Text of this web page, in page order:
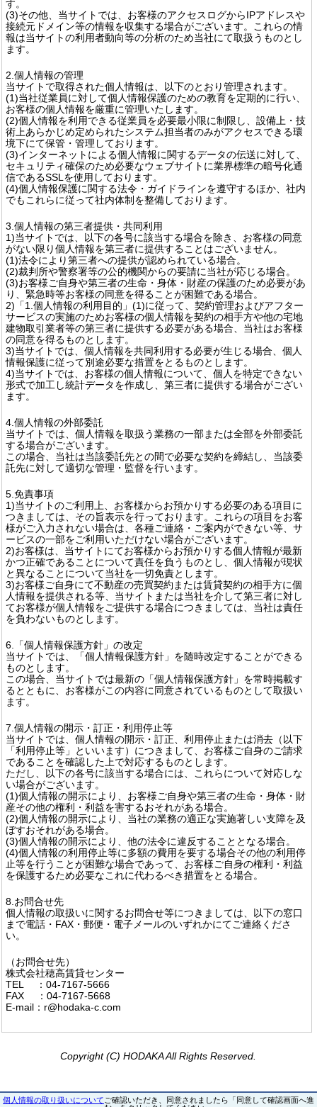
す。
(3)その他、当サイトでは、お客様のアクセスログからIPアドレスや
接続元ドメイン等の情報を収集する場合がございます。これらの情
報は当サイトの利用者動向等の分析のため当社にて取扱うものとし
ます。
2.個人情報の管理
当サイトで取得された個人情報は、以下のとおり管理されます。
(1)当社従業員に対して個人情報保護のための教育を定期的に行い、
お客様の個人情報を厳重に管理いたします。
(2)個人情報を利用できる従業員を必要最小限に制限し、設備上・技
術上あらかじめ定められたシステム担当者のみがアクセスできる環
境下にて保管・管理しております。
(3)インターネットによる個人情報に関するデータの伝送に対して、
セキュリティ確保のため必要なウェブサイトに業界標準の暗号化通
信であるSSLを使用しております。
(4)個人情報保護に関する法令・ガイドラインを遵守するほか、社内
でもこれらに従って社内体制を整備しております。
3.個人情報の第三者提供・共同利用
1)当サイトでは、以下の各号に該当する場合を除き、お客様の同意
がない限り個人情報を第三者に提供することはございません。
(1)法令により第三者への提供が認められている場合。
(2)裁判所や警察署等の公的機関からの要請に当社が応じる場合。
(3)お客様ご自身や第三者の生命・身体・財産の保護のため必要があ
り、緊急時等お客様の同意を得ることが困難である場合。
2)「1.個人情報の利用目的」(1)に従って、契約管理およびアフター
サービスの実施のためお客様の個人情報を契約の相手方や他の宅地
建物取引業者等の第三者に提供する必要がある場合、当社はお客様
の同意を得るものとします。
3)当サイトでは、個人情報を共同利用する必要が生じる場合、個人
情報保護に従って別途必要な措置をとるものとします。
4)当サイトでは、お客様の個人情報について、個人を特定できない
形式で加工し統計データを作成し、第三者に提供する場合がござい
ます。
4.個人情報の外部委託
当サイトでは、個人情報を取扱う業務の一部または全部を外部委託
する場合がございます。
この場合、当社は当該委託先との間で必要な契約を締結し、当該委
託先に対して適切な管理・監督を行います。
5.免責事項
1)当サイトのご利用上、お客様からお預かりする必要のある項目に
つきましては、その旨表示を行っております。これらの項目をお客
様がご入力されない場合は、各種ご連絡・ご案内ができない等、サ
ービスの一部をご利用いただけない場合がございます。
2)お客様は、当サイトにてお客様からお預かりする個人情報が最新
かつ正確であることについて責任を負うものとし、個人情報が現状
と異なることについて当社を一切免責とします。
3)お客様ご自身にて不動産の売買契約または賃貸契約の相手方に個
人情報を提供される等、当サイトまたは当社を介して第三者に対し
てお客様が個人情報をご提供する場合につきましては、当社は責任
を負わないものとします。
6.「個人情報保護方針」の改定
当サイトでは、「個人情報保護方針」を随時改定することができる
ものとします。
この場合、当サイトでは最新の「個人情報保護方針」を常時掲載す
るとともに、お客様がこの内容に同意されているものとして取扱い
ます。
7.個人情報の開示・訂正・利用停止等
当サイトでは、個人情報の開示・訂正、利用停止または消去（以下
「利用停止等」といいます）につきまして、お客様ご自身のご請求
であることを確認した上で対応するものとします。
ただし、以下の各号に該当する場合には、これらについて対応しな
い場合がございます。
(1)個人情報の開示により、お客様ご自身や第三者の生命・身体・財
産その他の権利・利益を害するおそれがある場合。
(2)個人情報の開示により、当社の業務の適正な実施著しい支障を及
ぼすおそれがある場合。
(3)個人情報の開示により、他の法令に違反することとなる場合。
(4)個人情報の利用停止等に多額の費用を要する場合その他の利用停
止等を行うことが困難な場合であって、お客様ご自身の権利・利益
を保護するため必要なこれに代わるべき措置をとる場合。
8.お問合せ先
個人情報の取扱いに関するお問合せ等につきましては、以下の窓口
まで電話・FAX・郵便・電子メールのいずれかにてご連絡くださ
い。
（お問合せ先）
株式会社穂高賃貸センター
TEL ：04-7167-5666
FAX ：04-7167-5668
E-mail：r@hodaka-c.com
Copyright (C) HODAKA All Rights Reserved.
個人情報の取り扱いについて ご確認いただき、同意されましたら「同意して確認画面へ進